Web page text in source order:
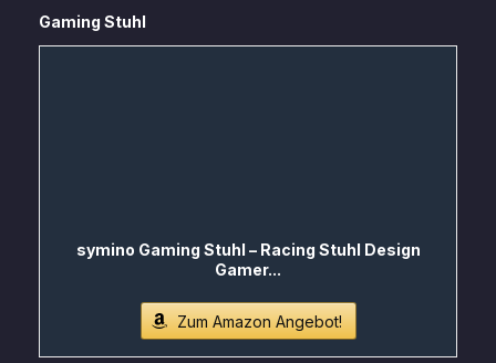
Gaming Stuhl
symino Gaming Stuhl – Racing Stuhl Design
Gamer...
Zum Amazon Angebot!